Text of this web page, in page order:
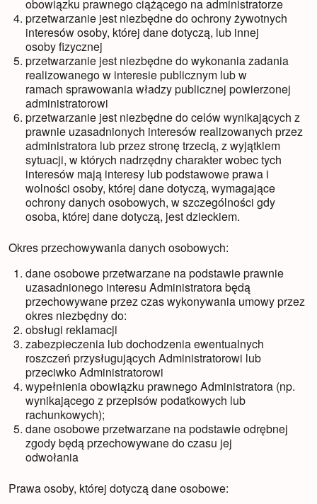
obowiązku prawnego ciążącego na administratorze
przetwarzanie jest niezbędne do ochrony żywotnych
interesów osoby, której dane dotyczą, lub innej
osoby fizycznej
przetwarzanie jest niezbędne do wykonania zadania
realizowanego w interesie publicznym lub w
ramach sprawowania władzy publicznej powierzonej
administratorowi
przetwarzanie jest niezbędne do celów wynikających z
prawnie uzasadnionych interesów realizowanych przez
administratora lub przez stronę trzecią, z wyjątkiem
sytuacji, w których nadrzędny charakter wobec tych
interesów mają interesy lub podstawowe prawa i
wolności osoby, której dane dotyczą, wymagające
ochrony danych osobowych, w szczególności gdy
osoba, której dane dotyczą, jest dzieckiem.
Okres przechowywania danych osobowych:
dane osobowe przetwarzane na podstawie prawnie
uzasadnionego interesu Administratora będą
przechowywane przez czas wykonywania umowy przez
okres niezbędny do:
obsługi reklamacji
zabezpieczenia lub dochodzenia ewentualnych
roszczeń przysługujących Administratorowi lub
przeciwko Administratorowi
wypełnienia obowiązku prawnego Administratora (np.
wynikającego z przepisów podatkowych lub
rachunkowych);
dane osobowe przetwarzane na podstawie odrębnej
zgody będą przechowywane do czasu jej
odwołania
Prawa osoby, której dotyczą dane osobowe: